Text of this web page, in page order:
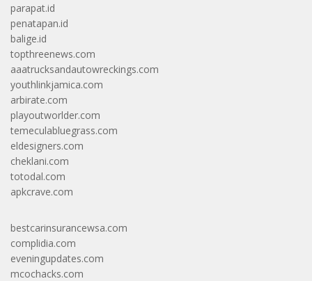
parapat.id
penatapan.id
balige.id
topthreenews.com
aaatrucksandautowreckings.com
youthlinkjamica.com
arbirate.com
playoutworlder.com
temeculabluegrass.com
eldesigners.com
cheklani.com
totodal.com
apkcrave.com
bestcarinsurancewsa.com
complidia.com
eveningupdates.com
mcochacks.com